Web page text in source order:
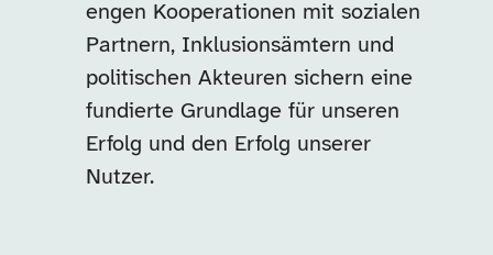
engen Kooperationen mit sozialen
Partnern, Inklusionsämtern und
politischen Akteuren sichern eine
fundierte Grundlage für unseren
Erfolg und den Erfolg unserer
Nutzer.